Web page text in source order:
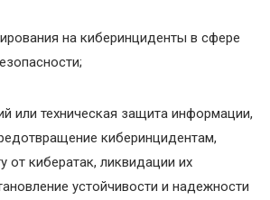
на киберинциденты в сфере
или техническая защита информации,
киберинцидентам,
от кибератак, ликвидации их
устойчивости и надежности